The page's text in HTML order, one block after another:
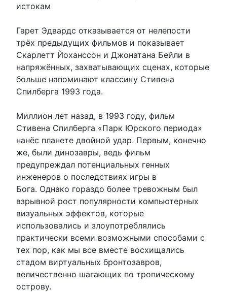
истокам
Гарет Эдвардс отказывается от нелепости
трёх предыдущих фильмов и показывает
Скарлетт Йоханссон и Джонатана Бейли в
напряжённых, захватывающих сценах, которые
больше напоминают классику Стивена
Спилберга 1993 года.
Миллион лет назад, в 1993 году, фильм
Стивена Спилберга «Парк Юрского периода»
нанёс планете двойной удар. Первым, конечно
же, были динозавры, ведь фильм
предупреждал потенциальных генных
инженеров о последствиях игры в
Бога. Однако гораздо более тревожным был
взрывной рост популярности компьютерных
визуальных эффектов, которые
использовались и злоупотреблялись
практически всеми возможными способами с
тех пор, как мы все вместе восхищались
стадом виртуальных бронтозавров,
величественно шагающих по тропическому
острову.